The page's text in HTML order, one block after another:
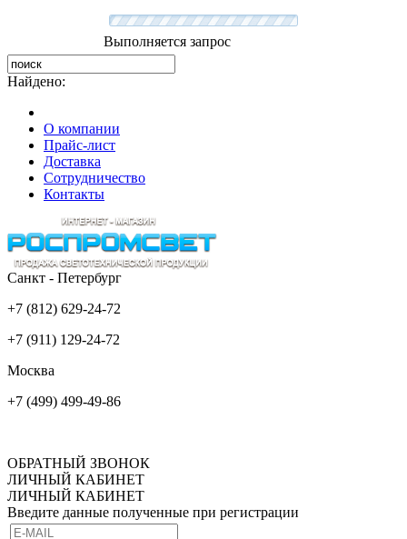
Выполняется запрос
Найдено:
О компании
Прайс-лист
Доставка
Сотрудничество
Контакты
Санкт - Петербург
+7 (812) 629-24-72
+7 (911) 129-24-72
Москва
+7 (499) 499-49-86
ОБРАТНЫЙ ЗВОНОК
ЛИЧНЫЙ КАБИНЕТ
ЛИЧНЫЙ КАБИНЕТ
Введите данные полученные при регистрации